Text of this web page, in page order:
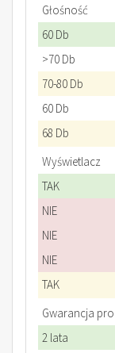
Głośność
60 Db
>70 Db
70-80 Db
60 Db
68 Db
Wyświetlacz
TAK
NIE
NIE
NIE
TAK
Gwarancja
2 lata